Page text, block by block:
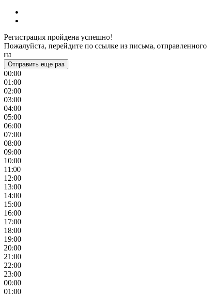
Регистрация пройдена успешно!
Пожалуйста, перейдите по ссылке из письма, отправленного
на
Отправить еще раз
00:00
01:00
02:00
03:00
04:00
05:00
06:00
07:00
08:00
09:00
10:00
11:00
12:00
13:00
14:00
15:00
16:00
17:00
18:00
19:00
20:00
21:00
22:00
23:00
00:00
01:00